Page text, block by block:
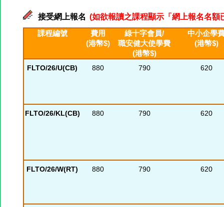
接受網上報名 (如欲報讀之課程顯示「網上報名名
課程編號
費用
(港幣$)
綠十字會員/
職安健大使學費
(港幣$)
中小企學
(港幣$)
FLTO/26/U(CB) 880 790 620
FLTO/26/KL(CB) 880 790 620
FLTO/26/W(RT) 880 790 620